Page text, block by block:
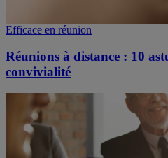
Efficace en réunion
Réunions à distance : 10
convivialité